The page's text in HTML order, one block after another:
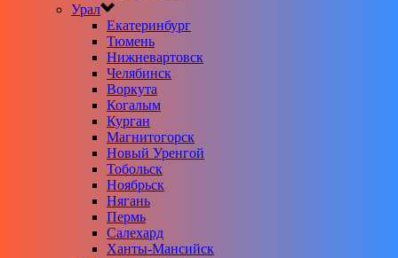
Урал
Екатеринбург
Тюмень
Нижневартовск
Челябинск
Воркута
Когалым
Курган
Магнитогорск
Новый Уренгой
Тобольск
Ноябрьск
Нягань
Пермь
Салехард
Ханты-Мансийск